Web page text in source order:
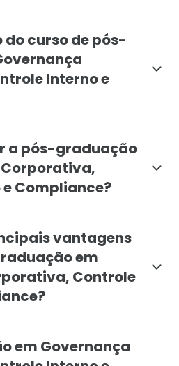
do curso de pós-
Interno e
a pós-graduação
Compliance?
vantagens
em
Controle
em Governança